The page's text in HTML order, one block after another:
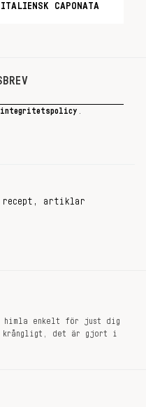
ITALIENSK CAPONATA
integritetspolicy
recept, artiklar
himla enkelt för just dig
krångligt, det är gjort i